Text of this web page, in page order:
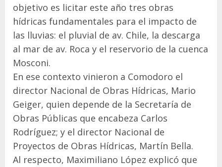
objetivo es licitar este año tres obras
hídricas fundamentales para el impacto de
las lluvias: el pluvial de av. Chile, la descarga
al mar de av. Roca y el reservorio de la cuenca
Mosconi.
En ese contexto vinieron a Comodoro el
director Nacional de Obras Hídricas, Mario
Geiger, quien depende de la Secretaría de
Obras Públicas que encabeza Carlos
Rodríguez; y el director Nacional de
Proyectos de Obras Hídricas, Martín Bella.
Al respecto, Maximiliano López explicó que